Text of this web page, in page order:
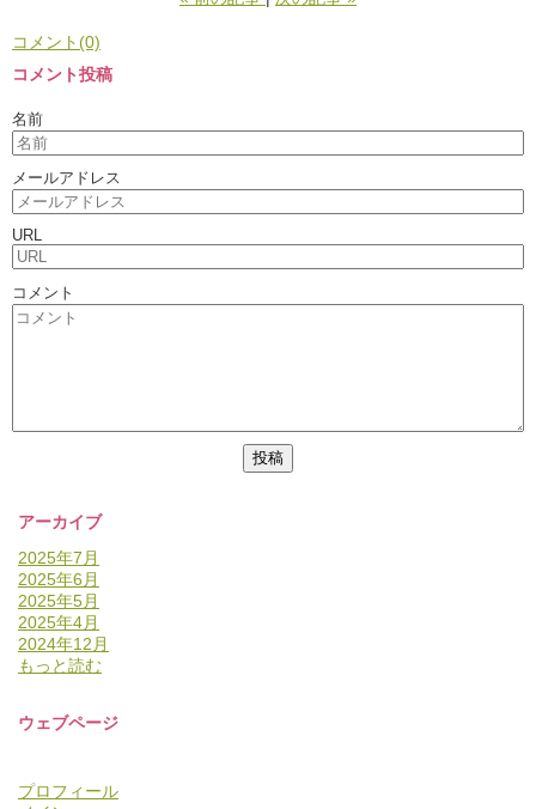
コメント(0)
コメント投稿
名前
メールアドレス
URL
コメント
アーカイブ
2025年7月
2025年6月
2025年5月
2025年4月
2024年12月
もっと読む
ウェブページ
プロフィール